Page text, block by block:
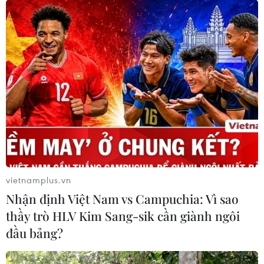
vietnamplus.vn
Nhận định Việt Nam vs Campuchia: Vì sao
thầy trò HLV Kim Sang-sik cần giành ngôi
đầu bảng?